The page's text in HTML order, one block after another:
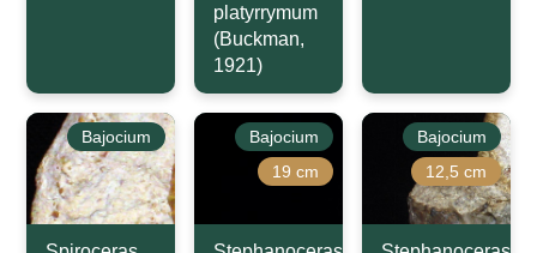
platyrrymum
(Buckman,
1921)
Bajocium
Bajocium
19 cm
Bajocium
12,5 cm